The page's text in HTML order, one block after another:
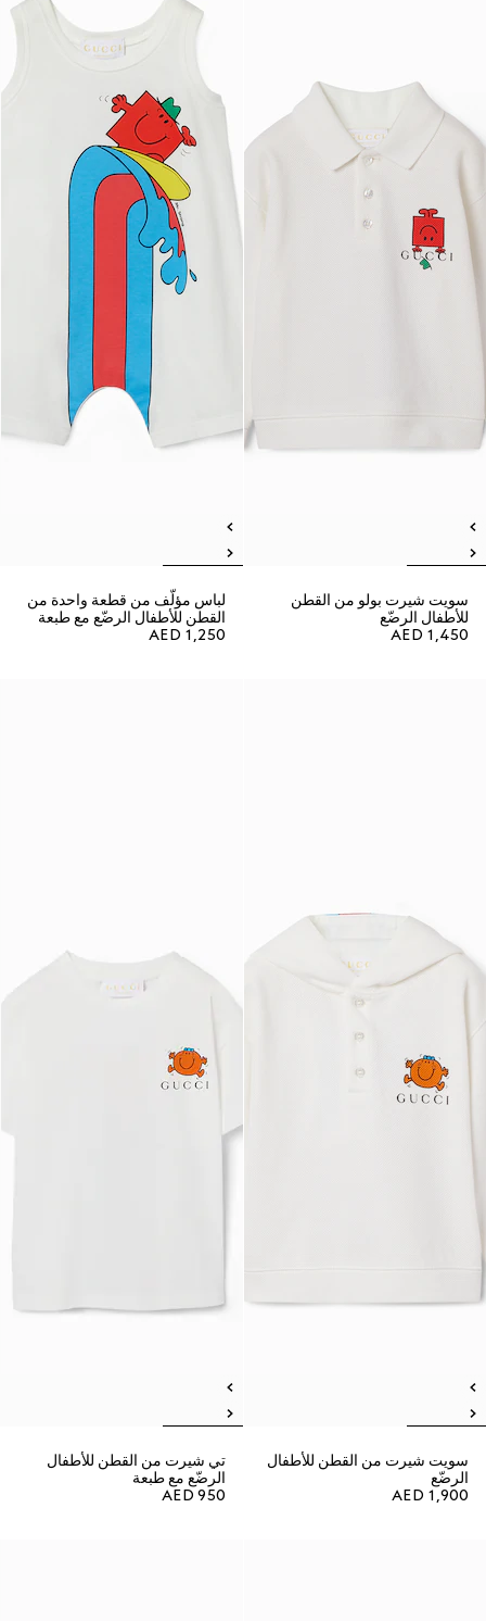
سويت شيرت بولو من القطن
للأطفال الرضّع
AED 1,450
لباس مؤلّف من قطعة واحدة من
القطن للأطفال الرضّع مع طبعة
AED 1,250
سويت شيرت من القطن للأطفال
الرضّع
AED 1,900
تي شيرت من القطن للأطفال
الرضّع مع طبعة
AED 950